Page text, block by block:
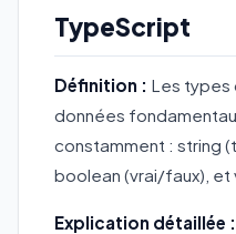
TypeScript
Définition : Les types
données
constamment : string
boolean (vrai/faux), et
Explication détaillée :